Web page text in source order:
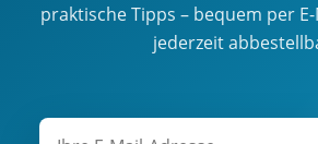
praktische Tipps – bequem per
jederzeit